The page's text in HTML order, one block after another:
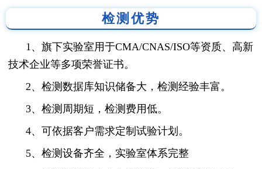
检测优势
1、旗下实验室用于CMA/CNAS/ISO等资质、高新
技术企业等多项荣誉证书。
2、检测数据库知识储备大，检测经验丰富。
3、检测周期短，检测费用低。
4、可依据客户需求定制试验计划。
5、检测设备齐全，实验室体系完整